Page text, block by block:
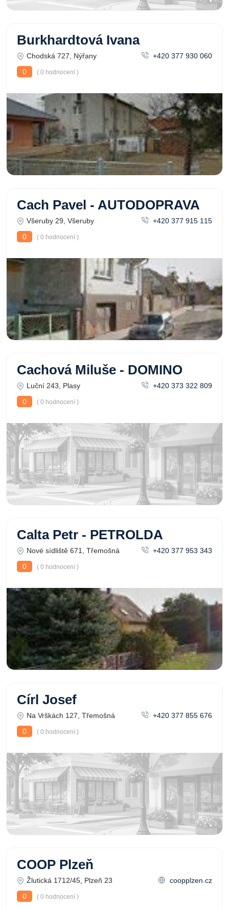
Burkhardtová Ivana
Chodská 727, Nýřany
+420 377 930 060
0
( 0 hodnocení )
Cach Pavel - AUTODOPRAVA
Všeruby 29, Všeruby
+420 377 915 115
0
( 0 hodnocení )
Cachová Miluše - DOMINO
Luční 243, Plasy
+420 373 322 809
0
( 0 hodnocení )
Calta Petr - PETROLDA
Nové sídliště 671, Třemošná
+420 377 953 343
0
( 0 hodnocení )
Círl Josef
Na Vrškách 127, Třemošná
+420 377 855 676
0
( 0 hodnocení )
COOP Plzeň
Žlutická 1712/45, Plzeň 23
coopplzen.cz
0
( 0 hodnocení )